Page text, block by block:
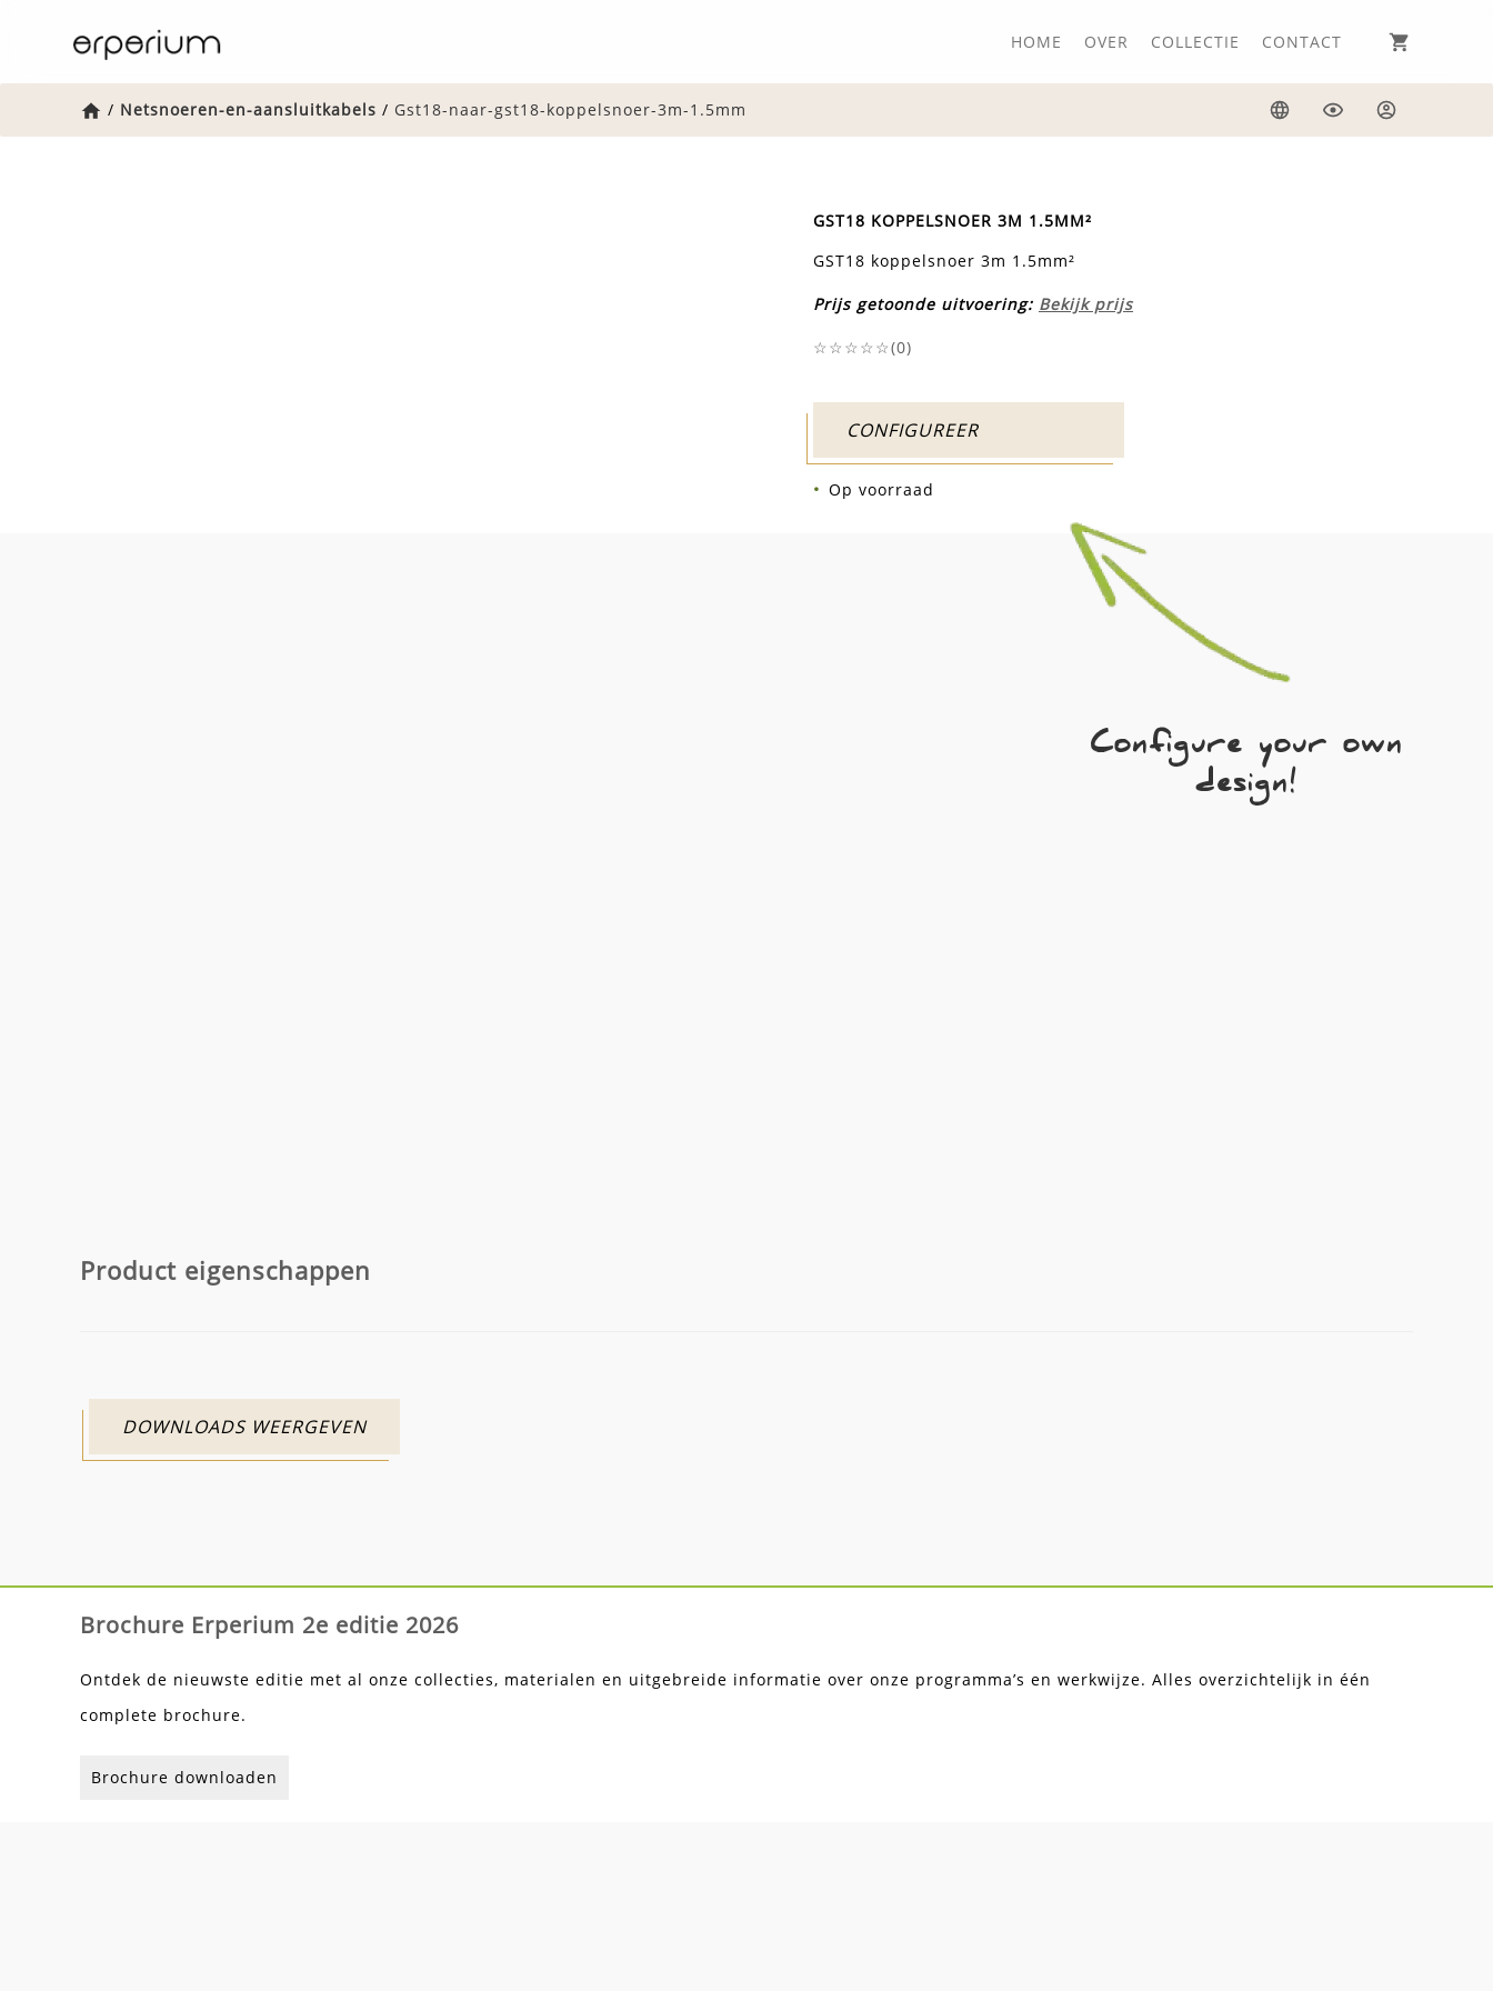
HOME OVER COLLECTIE CONTACT
Home
/ Netsnoeren-en-aansluitkabels / Gst18-naar-gst18-koppelsnoer-3m-1.5mm
GST18 KOPPELSNOER 3M 1.5MM²
GST18 koppelsnoer 3m 1.5mm²
Prijs getoonde uitvoering: Bekijk prijs
☆☆☆☆☆(0)
CONFIGUREER
Op voorraad
Configure your own
design!
Product eigenschappen
DOWNLOADS WEERGEVEN
Brochure Erperium 2e editie 2026
Ontdek de nieuwste editie met al onze collecties, materialen en uitgebreide informatie over onze programma’s en werkwijze. Alles overzichtelijk in één
complete brochure.
Brochure downloaden